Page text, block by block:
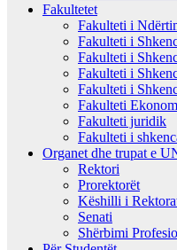
Fakultetet
Fakulteti i
Fakulteti i
Fakulteti i
Fakulteti i
Fakulteti i
Fakulteti
Fakulteti juridik
Fakulteti i
Organet dhe trupat e
Rektori
Prorektorët
Këshilli i
Senati
Shërbimi